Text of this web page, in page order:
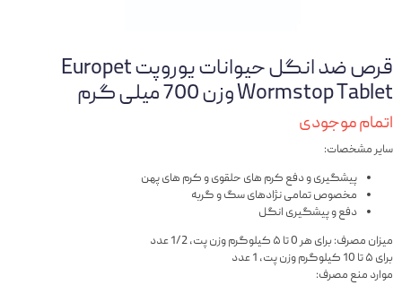
قرص ضد انگل حیوانات یوروپت Europet
Wormstop Tablet وزن 700 میلی گرم
اتمام موجودی
سایر مشخصات:
پیشگیری و دفع کرم های حلقوی و کرم های پهن
مخصوص تمامی نژادهای سگ و گربه
دفع و پیشگیری انگل
میزان مصرف: برای هر 0 تا ۵ کیلوگرم وزن پت، 1/2 عدد
برای ۵ تا 10 کیلوگرم وزن پت، 1 عدد
موارد منع مصرف: